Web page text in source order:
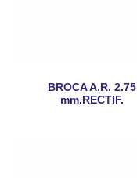
BROCA A.R. 2.75
mm.RECTIF.